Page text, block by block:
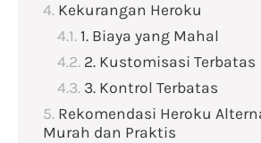
Kekurangan Heroku
1. Biaya yang Mahal
2. Kustomisasi Terbatas
3. Kontrol Terbatas
Rekomendasi Heroku
Murah dan Praktis